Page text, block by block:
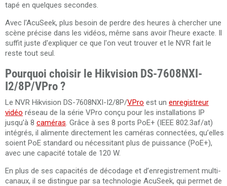
tapé en quelques secondes.
Avec l'AcuSeek, plus besoin de perdre des heures à chercher une
scène précise dans les vidéos, même sans avoir l’heure exacte. Il
suffit juste d'expliquer ce que l'on veut trouver et le NVR fait le
reste tout seul.
Pourquoi choisir le Hikvision DS-7608NXI-
I2/8P/VPro ?
Le NVR Hikvision DS-7608NXI-I2/8P/VPro est un enregistreur
vidéo réseau de la série VPro conçu pour les installations IP
jusqu’à 8 caméras. Grâce à ses 8 ports PoE+ (IEEE 802.3af/at)
intégrés, il alimente directement les caméras connectées, qu’elles
soient PoE standard ou nécessitant plus de puissance (PoE+),
avec une capacité totale de 120 W.
En plus de ses capacités de décodage et d’enregistrement multi-
canaux, il se distingue par sa technologie AcuSeek, qui permet de